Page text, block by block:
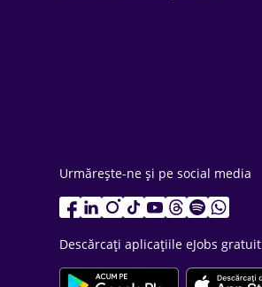
Urmărește-ne și pe social media
Descărcați aplicațiile eJobs gratuit